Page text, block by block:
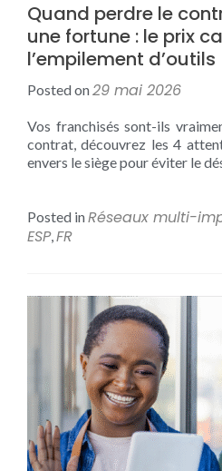
Quand perdre le
une fortune : le prix
l’empilement d’outils
Posted on29 mai 2026
Vos franchisés sont-ils
contrat, découvrez les 4
envers le siège pour éviter le
Posted inRéseaux multi-
ESP,FR